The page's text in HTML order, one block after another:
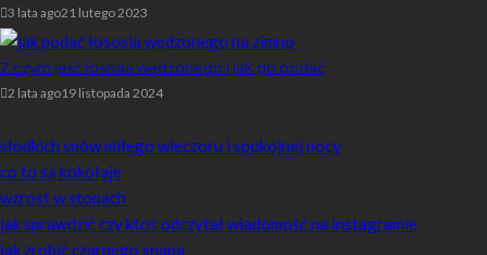
3 lata ago21 lutego 2023
Z czym jeść łososia wędzonego i jak go podać
2 lata ago19 listopada 2024
słodkich snów miłego wieczoru i spokojnej nocy
co to są kokołaje
wzrost w stopach
jak sprawdzić czy ktoś odczytał wiadomość na instagramie
jak zrobić czarnego snapa